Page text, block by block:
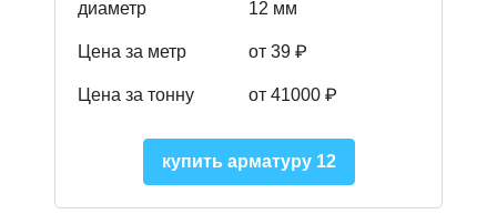
диаметр 12 мм
Цена за метр от 39 ₽
Цена за тонну от 41000 ₽
купить арматуру 12